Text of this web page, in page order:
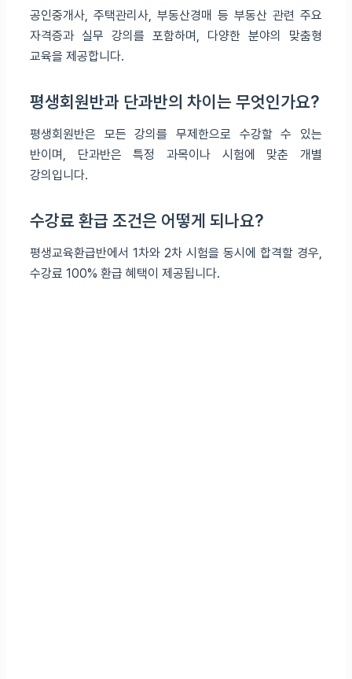
공인중개사, 주택관리사, 부동산경매 등 부동산 관련 주요
자격증과 실무 강의를 포함하며, 다양한 분야의 맞춤형
교육을 제공합니다.
평생회원반과 단과반의 차이는 무엇인가요?
평생회원반은 모든 강의를 무제한으로 수강할 수 있는
반이며, 단과반은 특정 과목이나 시험에 맞춘 개별
강의입니다.
수강료 환급 조건은 어떻게 되나요?
평생교육환급반에서 1차와 2차 시험을 동시에 합격할 경우,
수강료 100% 환급 혜택이 제공됩니다.